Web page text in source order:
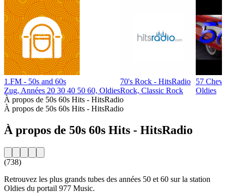
1.FM - 50s and 60s
Zug, Années 20 30 40 50 60, Oldies
70's Rock - HitsRadio
Rock, Classic Rock
57
Oldies
À propos de 50s 60s Hits - HitsRadio
À propos de 50s 60s Hits - HitsRadio
À propos de 50s 60s Hits - HitsRadio
(738)
Retrouvez les plus grands tubes des années 50 et 60 sur la station
Oldies du portail 977 Music.